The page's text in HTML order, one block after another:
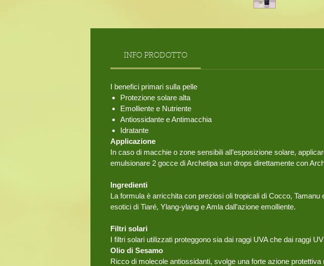
INFO PRODOTTO
I benefici primari sulla pelle
Protezione solare alta
Emolliente e Nutriente
Antiossidante e Antimacchia
Idratante
Applicazione
In caso di macchie o zone sensibili all’esposizione solare,
emulsionare 2 gocce di Archetipa sun drops direttamente con
Ingredienti
La formula è arricchita con preziosi oli tropicali di Cocco,
esotici di Tiaré, Ylang-ylang e Amla dall’azione emolliente.
Filtri solari
I filtri solari utilizzati proteggono sia dai raggi UVA che dai raggi
Olio di Sesamo
Ricco di molecole antiossidanti, svolge una forte azione